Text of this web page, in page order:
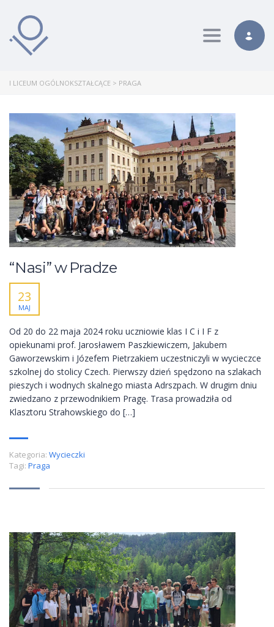
Toggle
I LICEUM OGÓLNOKSZTAŁCĄCE > PRAGA
“Nasi” w Pradze
23
MAJ
Od 20 do 22 maja 2024 roku uczniowie klas I C i I F z
opiekunami prof. Jarosławem Paszkiewiczem, Jakubem
Gaworzewskim i Józefem Pietrzakiem uczestniczyli w wycieczce
szkolnej do stolicy Czech. Pierwszy dzień spędzono na szlakach
pieszych i wodnych skalnego miasta Adrszpach. W drugim dniu
zwiedzano z przewodnikiem Pragę. Trasa prowadziła od
Klasztoru Strahowskiego do […]
Kategoria: Wycieczki
Tagi: Praga